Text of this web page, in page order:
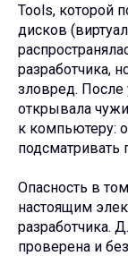
Tools, которой
дисков
разработчика,
зловред. После
открывала
к компьютеру:
Опасность в
настоящим
разработчика.
проверена и